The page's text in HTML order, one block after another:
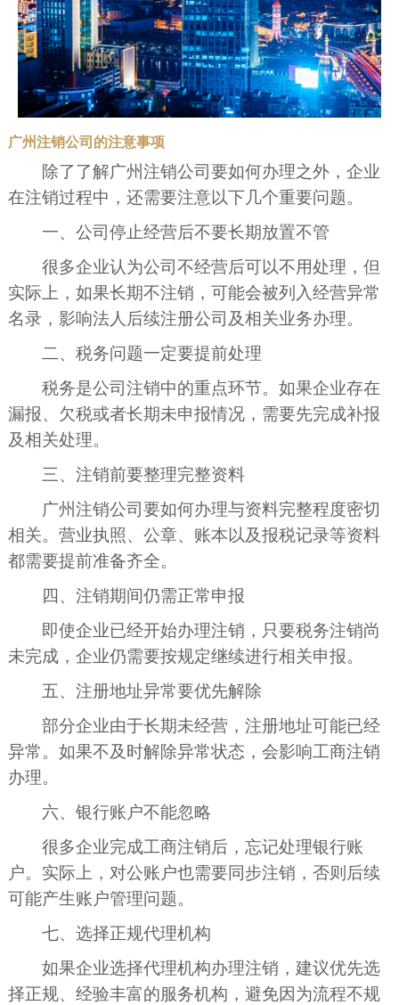
广州注销公司的注意事项
除了了解广州注销公司要如何办理之外，企业
在注销过程中，还需要注意以下几个重要问题。
一、公司停止经营后不要长期放置不管
很多企业认为公司不经营后可以不用处理，但
实际上，如果长期不注销，可能会被列入经营异常
名录，影响法人后续注册公司及相关业务办理。
二、税务问题一定要提前处理
税务是公司注销中的重点环节。如果企业存在
漏报、欠税或者长期未申报情况，需要先完成补报
及相关处理。
三、注销前要整理完整资料
广州注销公司要如何办理与资料完整程度密切
相关。营业执照、公章、账本以及报税记录等资料
都需要提前准备齐全。
四、注销期间仍需正常申报
即使企业已经开始办理注销，只要税务注销尚
未完成，企业仍需要按规定继续进行相关申报。
五、注册地址异常要优先解除
部分企业由于长期未经营，注册地址可能已经
异常。如果不及时解除异常状态，会影响工商注销
办理。
六、银行账户不能忽略
很多企业完成工商注销后，忘记处理银行账
户。实际上，对公账户也需要同步注销，否则后续
可能产生账户管理问题。
七、选择正规代理机构
如果企业选择代理机构办理注销，建议优先选
择正规、经验丰富的服务机构，避免因为流程不规